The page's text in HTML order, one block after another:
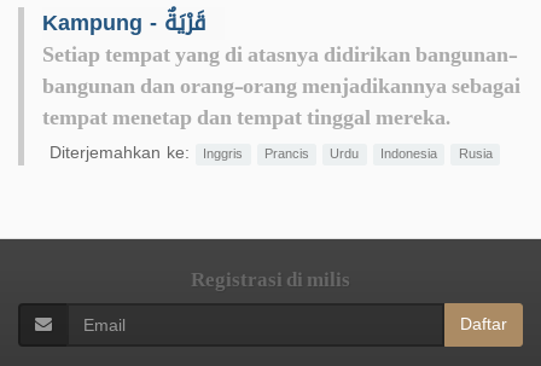
Kampung - قَرْيَةٌ
Setiap tempat yang di atasnya didirikan bangunan-
bangunan dan orang-orang menjadikannya sebagai
tempat menetap dan tempat tinggal mereka.
Diterjemahkan ke: Inggris Prancis Urdu Indonesia Rusia
Registrasi di milis
Daftar